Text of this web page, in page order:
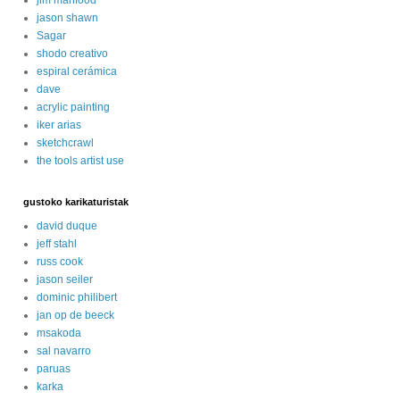
jason shawn
Sagar
shodo creativo
espiral cerámica
dave
acrylic painting
iker arias
sketchcrawl
the tools artist use
gustoko karikaturistak
david duque
jeff stahl
russ cook
jason seiler
dominic philibert
jan op de beeck
msakoda
sal navarro
paruas
karka